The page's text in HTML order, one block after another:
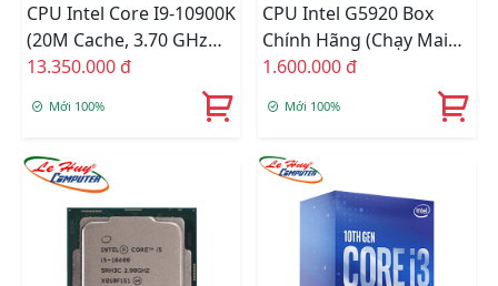
CPU Intel Core I9-10900K
(20M Cache, 3.70 GHz
Up To 5.30 GHz, 10C20T,
Lake-S) Chính Hãng
13.350.000 đ
Mới 100%
CPU Intel G5920 Box
Chính Hãng (chạy Main
H4XX)
1.600.000 đ
Mới 100%